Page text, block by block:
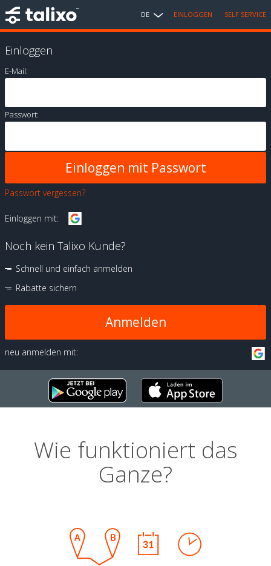
DE EINLOGGEN SELF SERVICE
Einloggen
E-Mail:
Passwort:
Passwort vergessen?
Einloggen mit:
Noch kein Talixo Kunde?
Schnell und einfach anmelden
Rabatte sichern
Anmelden
neu anmelden mit:
Wie funktioniert das
Ganze?